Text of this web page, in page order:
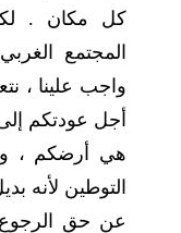
كل مكان .
المجتمع
واجب علينا ،
أجل عودتكم
هي أرضكم ،
التوطين لأنه
عن حق